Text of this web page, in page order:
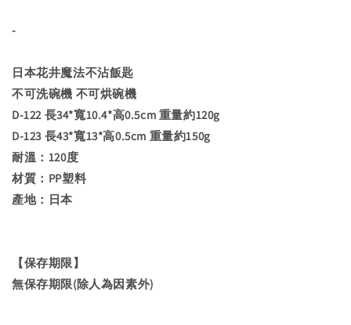
-
日本花井魔法不沾飯匙
不可洗碗機 不可烘碗機
D-122 長34*寬10.4*高0.5cm 重量約120g
D-123 長43*寬13*高0.5cm 重量約150g
耐溫：120度
材質：PP塑料
產地：日本
【保存期限】
無保存期限(除人為因素外)